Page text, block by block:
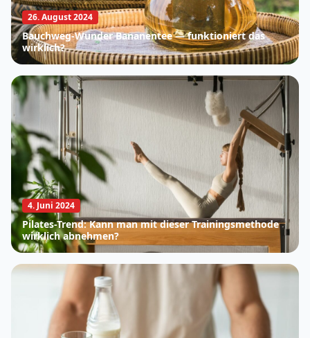
26. August 2024
Bauchweg-Wunder Bananentee — funktioniert das
wirklich?
4. Juni 2024
Pilates-Trend: Kann man mit dieser Trainingsmethode
wirklich abnehmen?